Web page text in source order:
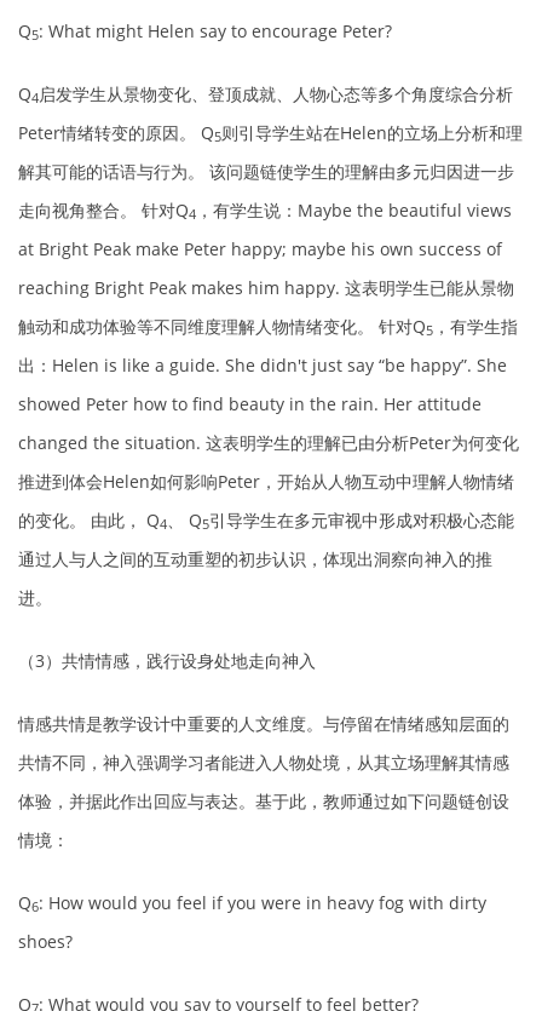
Q5: What might Helen say to encourage Peter?
Q4启发学生从景物变化、登顶成就、人物心态等多个角度综合分析
Peter情绪转变的原因。 Q5则引导学生站在Helen的立场上分析和理
解其可能的话语与行为。 该问题链使学生的理解由多元归因进一步
走向视角整合。 针对Q4 ，有学生说：Maybe the beautiful views
at Bright Peak make Peter happy; maybe his own success of
reaching Bright Peak makes him happy. 这表明学生已能从景物
触动和成功体验等不同维度理解人物情绪变化。 针对Q5 ，有学生指
出：Helen is like a guide. She didn't just say “be happy”. She
showed Peter how to find beauty in the rain. Her attitude
changed the situation. 这表明学生的理解已由分析Peter为何变化
推进到体会Helen如何影响Peter，开始从人物互动中理解人物情绪
的变化。 由此， Q4 、 Q5引导学生在多元审视中形成对积极心态能
通过人与人之间的互动重塑的初步认识，体现出洞察向神入的推
进。
（3）共情情感，践行设身处地走向神入
情感共情是教学设计中重要的人文维度。与停留在情绪感知层面的
共情不同，神入强调学习者能进入人物处境，从其立场理解其情感
体验，并据此作出回应与表达。基于此，教师通过如下问题链创设
情境：
Q6: How would you feel if you were in heavy fog with dirty
shoes?
Q : What would you say to yourself to feel better?